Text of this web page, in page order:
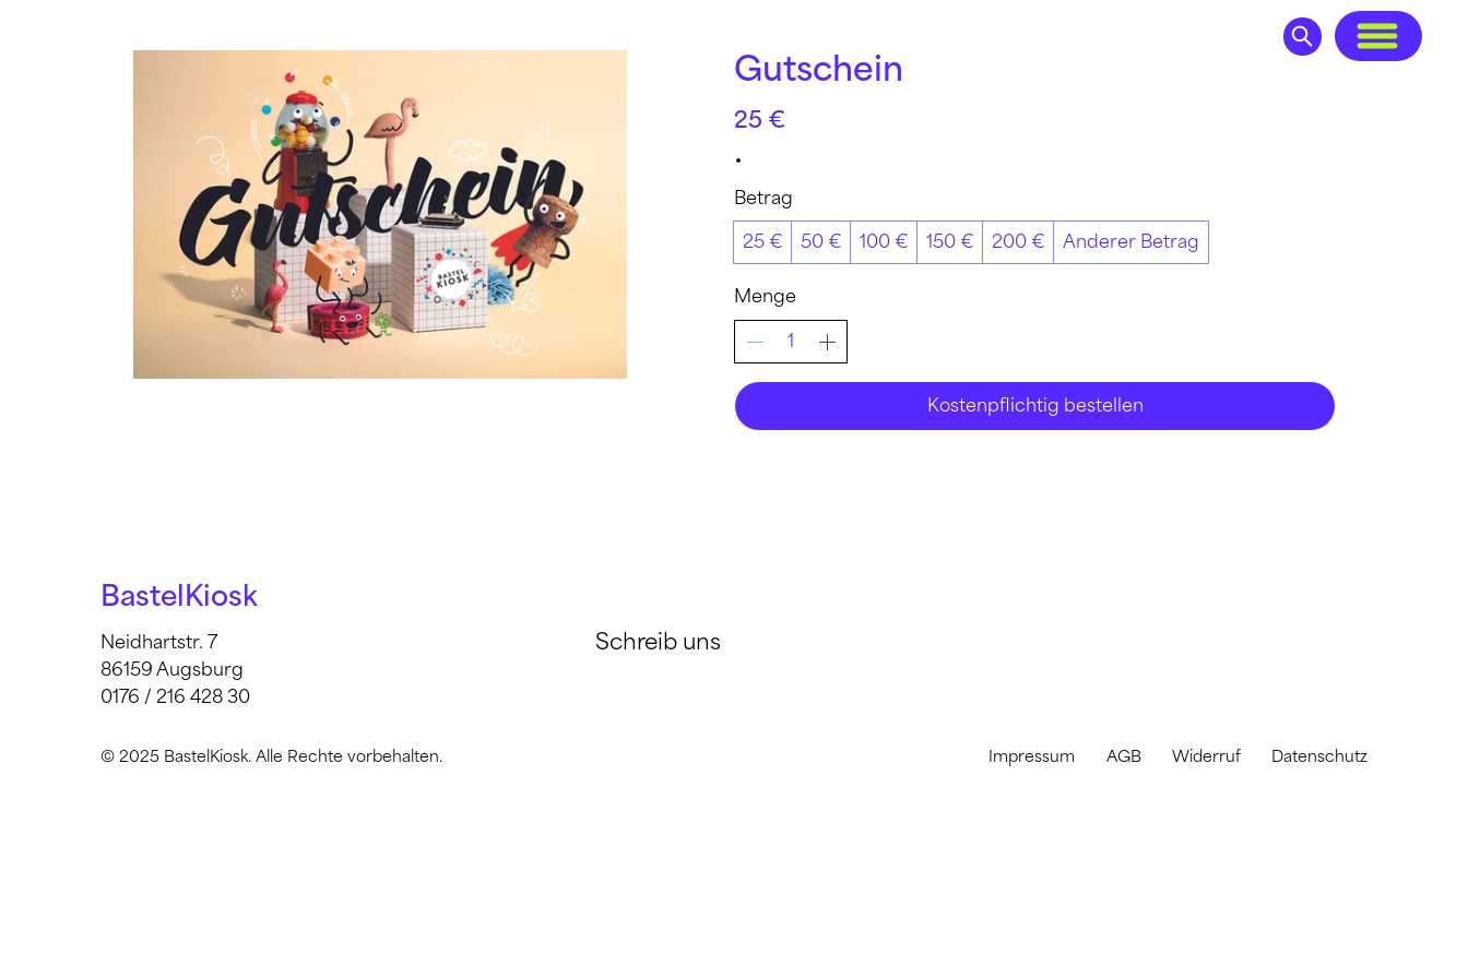
Gutschein
25 €
Betrag
25 € 50 € 100 € 150 € 200 € Anderer Betrag
Menge
Kostenpflichtig bestellen
BastelKiosk
Neidhartstr. 7
86159 Augsburg
0176 / 216 428 30
Schreib uns
© 2025 BastelKiosk. Alle Rechte vorbehalten. Impressum AGB Widerruf Datenschutz